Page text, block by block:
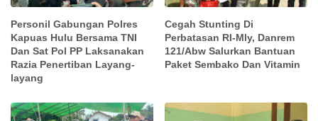
Personil Gabungan Polres
Kapuas Hulu Bersama TNI
Dan Sat Pol PP Laksanakan
Razia Penertiban Layang-
layang
Cegah Stunting Di
Perbatasan RI-Mly, Danrem
121/Abw Salurkan Bantuan
Paket Sembako Dan Vitamin